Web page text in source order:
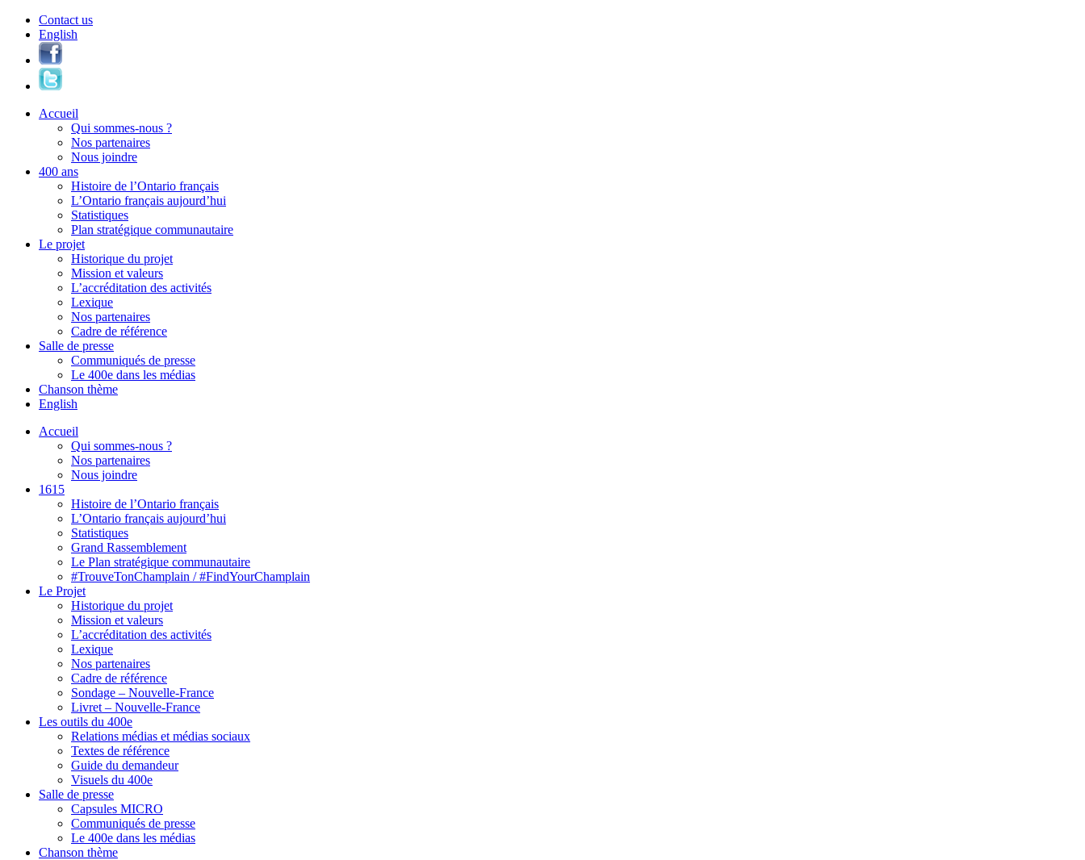
Contact us
English
Accueil
Qui sommes-nous ?
Nos partenaires
Nous joindre
400 ans
Histoire de l’Ontario français
L’Ontario français aujourd’hui
Statistiques
Plan stratégique communautaire
Le projet
Historique du projet
Mission et valeurs
L’accréditation des activités
Lexique
Nos partenaires
Cadre de référence
Salle de presse
Communiqués de presse
Le 400e dans les médias
Chanson thème
English
Accueil
Qui sommes-nous ?
Nos partenaires
Nous joindre
1615
Histoire de l’Ontario français
L’Ontario français aujourd’hui
Statistiques
Grand Rassemblement
Le Plan stratégique communautaire
#TrouveTonChamplain / #FindYourChamplain
Le Projet
Historique du projet
Mission et valeurs
L’accréditation des activités
Lexique
Nos partenaires
Cadre de référence
Sondage – Nouvelle-France
Livret – Nouvelle-France
Les outils du 400e
Relations médias et médias sociaux
Textes de référence
Guide du demandeur
Visuels du 400e
Salle de presse
Capsules MICRO
Communiqués de presse
Le 400e dans les médias
Chanson thème